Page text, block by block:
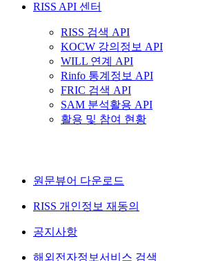
RISS API 센터
RISS 검색 API
KOCW 강의정보 API
WILL 연계 API
Rinfo 통계정보 API
FRIC 검색 API
SAM 분석활용 API
활용 및 참여 현황
원문뷰어 다운로드
RISS 개인정보 재동의
공지사항
해외전자정보서비스 검색